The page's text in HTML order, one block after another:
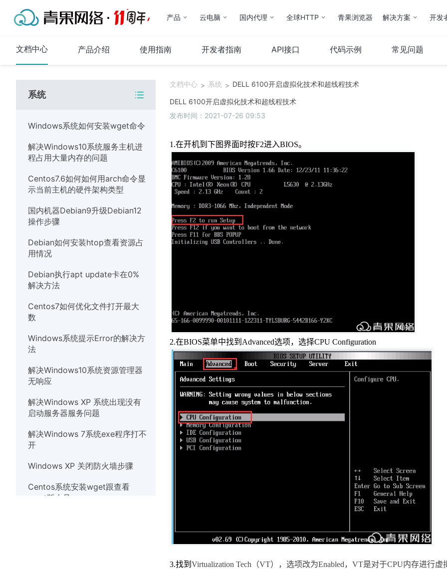
产品 云电脑 国内代理 全球HTTP 青果浏览器 解决方案 开发
文档中心 产品介绍 使用指南 开发者指南 API接口 代码示例 常见问题
系统 代理IP
产品介绍
常见问题
代码示例
云计算
运维指南
系统
网络
硬件
云市场
QStack云管系统
Windows系统如何安装wget命令
解决Windows10系统服务主机进
程占用大量内存的问题
Centos7.6如何如何用arch命令显
示当前主机的硬件架构类型
国内机器Debian9升级Debian12
操作步骤
Debian如何安装htop查看资源占
用情况
Debian执行apt update卡在0%
解决方法
Centos7如何优化文件打开最大
数
Windows系统提示Error的解决方
法
解决Windows10系统资源管理器
无响应
解决Windows XP 系统出现没有
启动服务器服务问题
解决Windows 7系统exe程序打不
开
Windows XP 关闭防火墙步骤
Centos系统安装wget跟查看
wget版本号
文档中心 > 系统 > DELL 6100开启虚拟化技术和超线程技术
DELL 6100开启虚拟化技术和超线程技术
发布时间：2021-07-26 09:53
1.在开机到下图界面时按F2进入BIOS。
2.在BIOS菜单中找到 Advanced选项，选择CPU Configuration
3.找到 Virtualization Tech （VT），选项改为Enabled， VT是对于CPU内存进行虚